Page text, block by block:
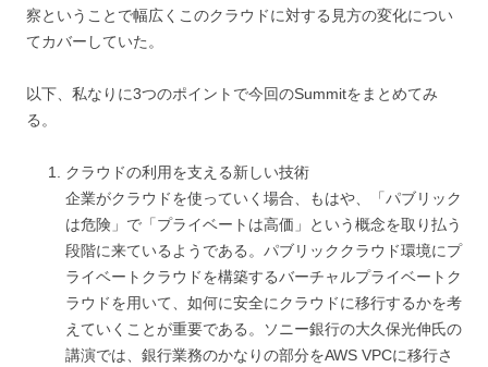
察ということで幅広くこのクラウドに対する見方の変化につい
てカバーしていた。
以下、私なりに3つのポイントで今回のSummitをまとめてみ
る。
クラウドの利用を支える新しい技術
企業がクラウドを使っていく場合、もはや、「パブリック
は危険」で「プライベートは高価」という概念を取り払う
段階に来ているようである。パブリッククラウド環境にプ
ライベートクラウドを構築するバーチャルプライベートク
ラウドを用いて、如何に安全にクラウドに移行するかを考
えていくことが重要である。ソニー銀行の大久保光伸氏の
講演では、銀行業務のかなりの部分をAWS VPCに移行さ